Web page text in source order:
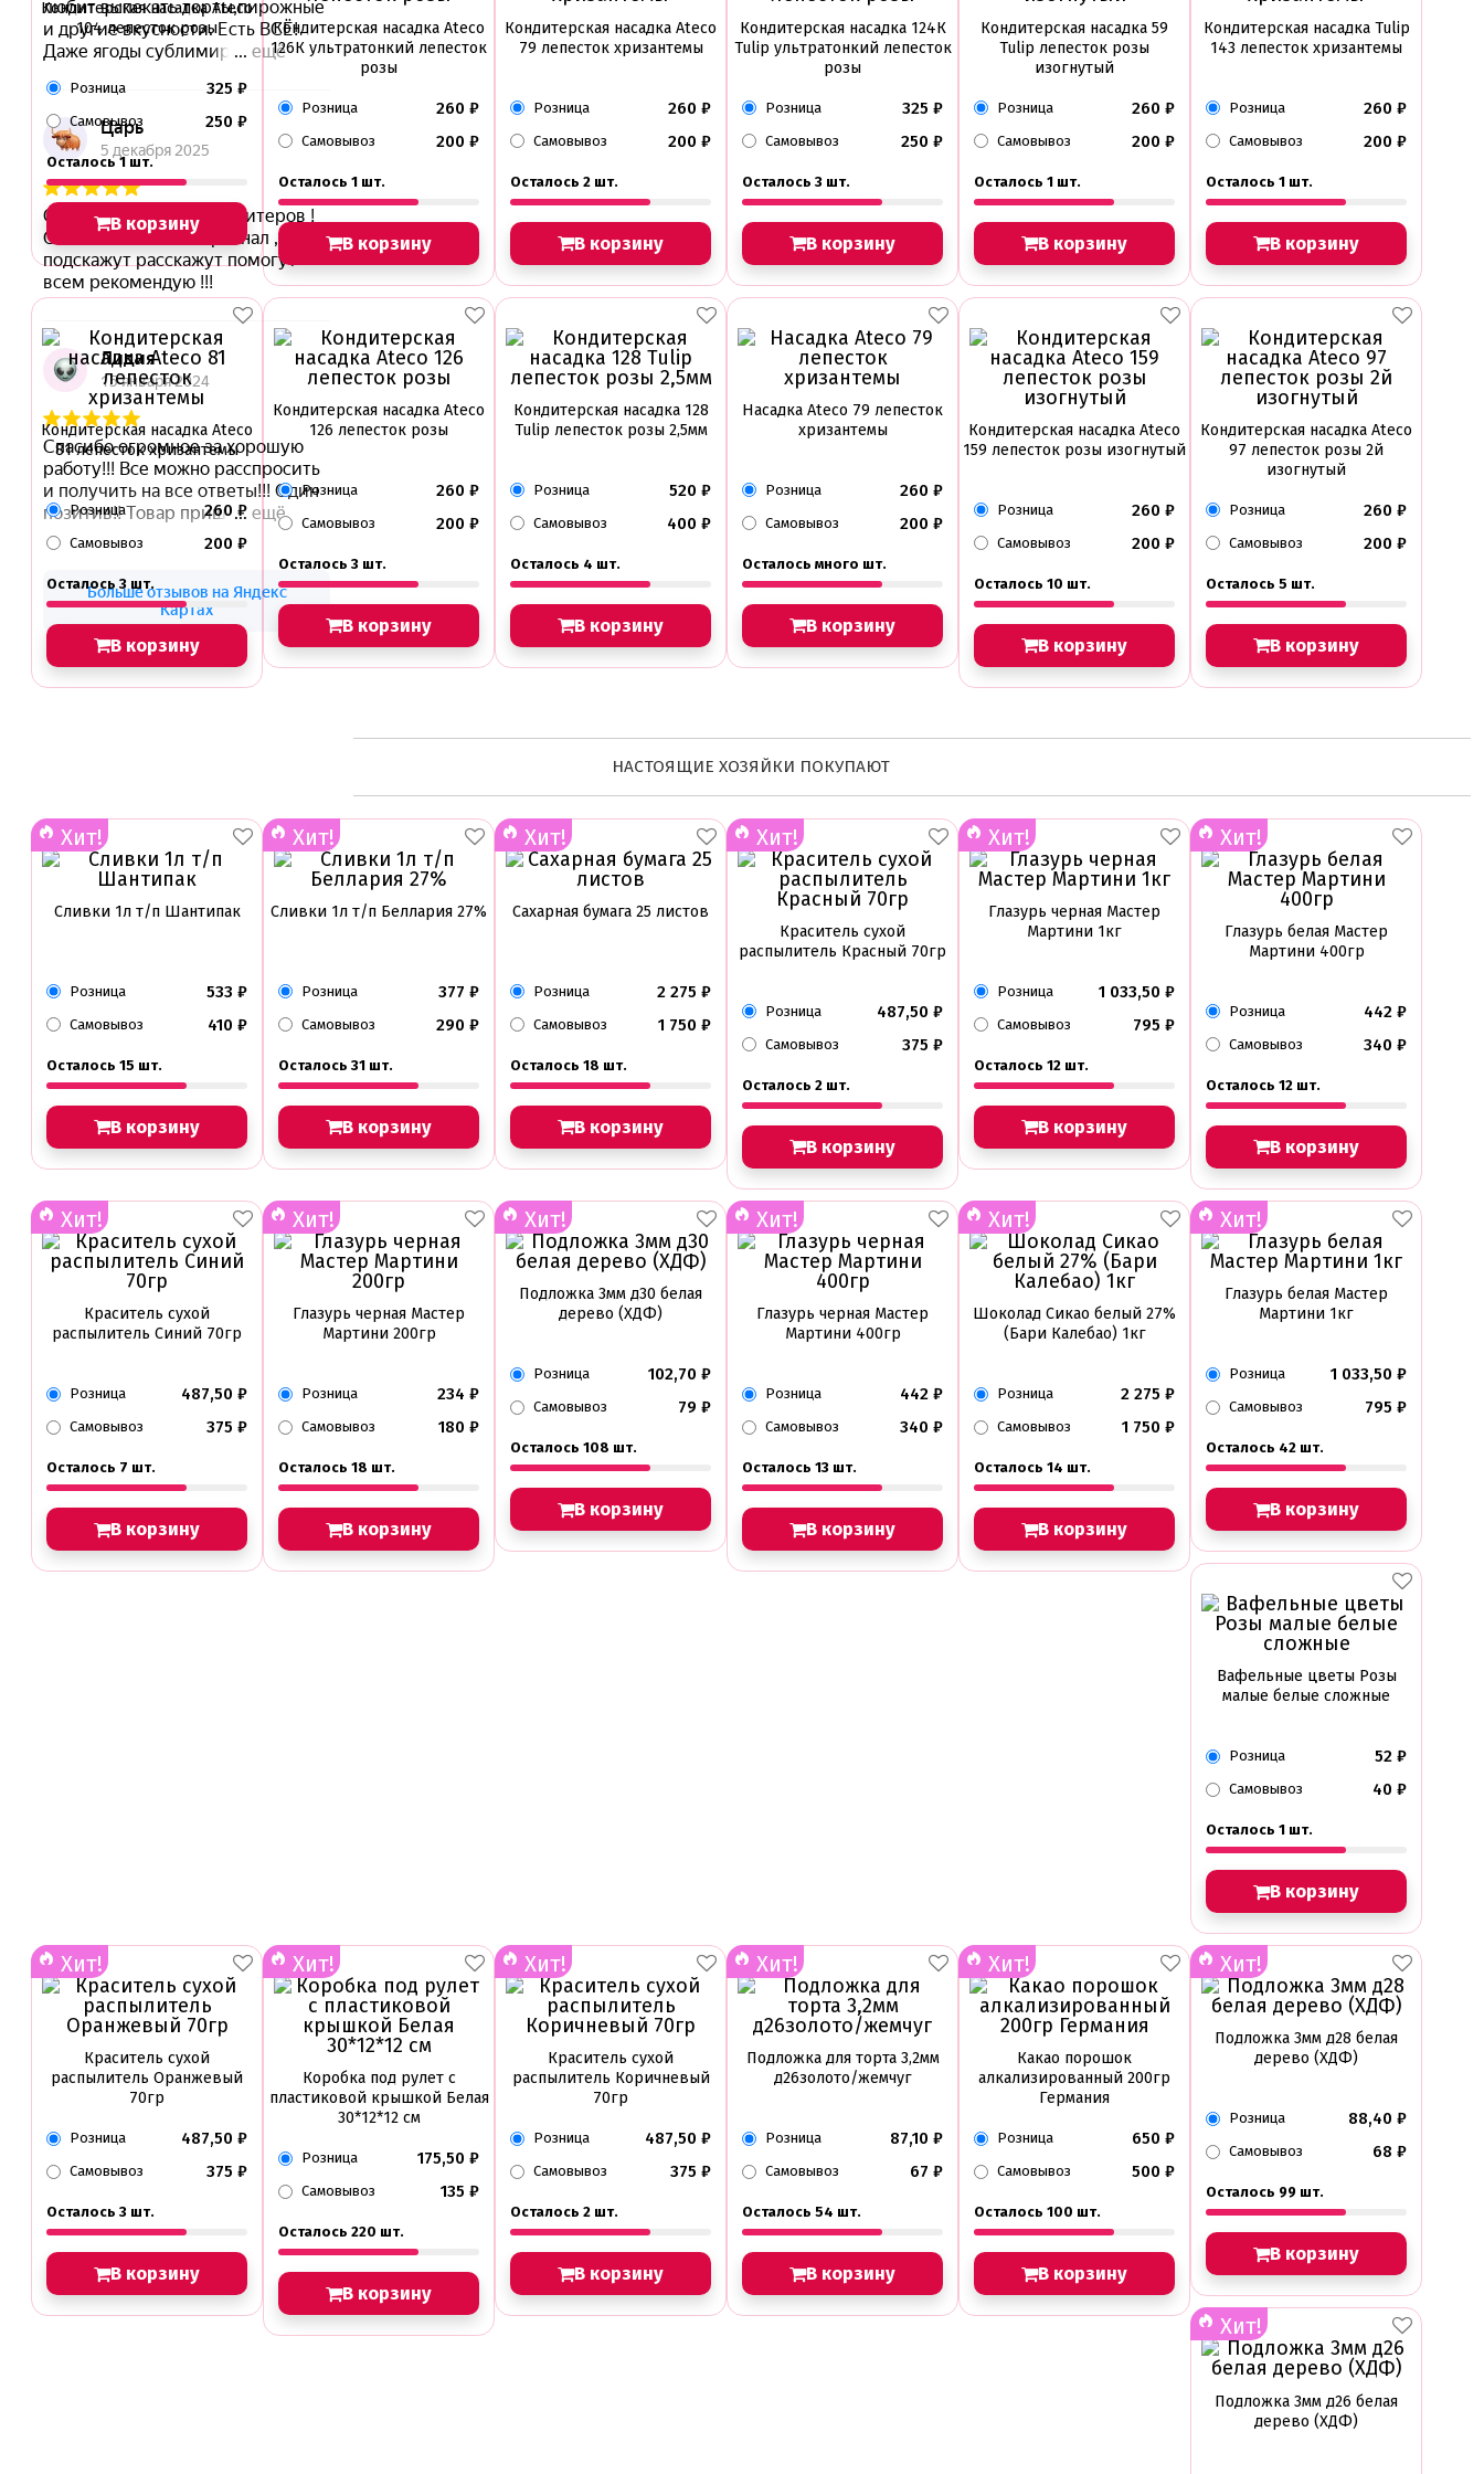
Кондитерская насадка Ateco
104 лепесток розы
Розница 325 ₽
Самовывоз 250 ₽
Осталось 1 шт.
В корзину
Кондитерская насадка Ateco
126К ультратонкий лепесток
розы
Розница 260 ₽
Самовывоз 200 ₽
Осталось 1 шт.
В корзину
Кондитерская насадка Ateco
79 лепесток хризантемы
Розница 260 ₽
Самовывоз 200 ₽
Осталось 2 шт.
В корзину
Кондитерская насадка 124К
Tulip ультратонкий лепесток
розы
Розница 325 ₽
Самовывоз 250 ₽
Осталось 3 шт.
В корзину
Кондитерская насадка 59
Tulip лепесток розы
изогнутый
Розница 260 ₽
Самовывоз 200 ₽
Осталось 1 шт.
В корзину
Кондитерская насадка Tulip
143 лепесток хризантемы
Розница 260 ₽
Самовывоз 200 ₽
Осталось 1 шт.
В корзину
Кондитерская насадка Ateco
81 лепесток хризантемы
Розница 260 ₽
Самовывоз 200 ₽
Осталось 3 шт.
В корзину
Кондитерская насадка Ateco
126 лепесток розы
Розница 260 ₽
Самовывоз 200 ₽
Осталось 3 шт.
В корзину
Кондитерская насадка 128
Tulip лепесток розы 2,5мм
Розница 520 ₽
Самовывоз 400 ₽
Осталось 4 шт.
В корзину
Насадка Ateco 79 лепесток
хризантемы
Розница 260 ₽
Самовывоз 200 ₽
Осталось много шт.
В корзину
Кондитерская насадка Ateco
159 лепесток розы изогнутый
Розница 260 ₽
Самовывоз 200 ₽
Осталось 10 шт.
В корзину
Кондитерская насадка Ateco
97 лепесток розы 2й
изогнутый
Розница 260 ₽
Самовывоз 200 ₽
Осталось 5 шт.
В корзину
НАСТОЯЩИЕ ХОЗЯЙКИ ПОКУПАЮТ
Хит!
Сливки 1л т/п Шантипак
Розница 533 ₽
Самовывоз 410 ₽
Осталось 15 шт.
В корзину
Хит!
Сливки 1л т/п Беллария 27%
Розница 377 ₽
Самовывоз 290 ₽
Осталось 31 шт.
В корзину
Хит!
Сахарная бумага 25 листов
Розница 2 275 ₽
Самовывоз 1 750 ₽
Осталось 18 шт.
В корзину
Хит!
Краситель сухой
распылитель Красный 70гр
Розница 487,50 ₽
Самовывоз 375 ₽
Осталось 2 шт.
В корзину
Хит!
Глазурь черная Мастер
Мартини 1кг
Розница 1 033,50 ₽
Самовывоз 795 ₽
Осталось 12 шт.
В корзину
Хит!
Глазурь белая Мастер
Мартини 400гр
Розница 442 ₽
Самовывоз 340 ₽
Осталось 12 шт.
В корзину
Хит!
Краситель сухой
распылитель Синий 70гр
Розница 487,50 ₽
Самовывоз 375 ₽
Осталось 7 шт.
В корзину
Хит!
Глазурь черная Мастер
Мартини 200гр
Розница 234 ₽
Самовывоз 180 ₽
Осталось 18 шт.
В корзину
Хит!
Подложка 3мм д30 белая
дерево (ХДФ)
Розница 102,70 ₽
Самовывоз 79 ₽
Осталось 108 шт.
В корзину
Хит!
Глазурь черная Мастер
Мартини 400гр
Розница 442 ₽
Самовывоз 340 ₽
Осталось 13 шт.
В корзину
Хит!
Шоколад Сикао белый 27%
(Бари Калебао) 1кг
Розница 2 275 ₽
Самовывоз 1 750 ₽
Осталось 14 шт.
В корзину
Хит!
Глазурь белая Мастер
Мартини 1кг
Розница 1 033,50 ₽
Самовывоз 795 ₽
Осталось 42 шт.
В корзину
Вафельные цветы Розы
малые белые сложные
Розница 52 ₽
Самовывоз 40 ₽
Осталось 1 шт.
В корзину
Хит!
Краситель сухой
распылитель Оранжевый
70гр
Розница 487,50 ₽
Самовывоз 375 ₽
Осталось 3 шт.
В корзину
Хит!
Коробка под рулет с
пластиковой крышкой Белая
30*12*12 см
Розница 175,50 ₽
Самовывоз 135 ₽
Осталось 220 шт.
В корзину
Хит!
Краситель сухой
распылитель Коричневый
70гр
Розница 487,50 ₽
Самовывоз 375 ₽
Осталось 2 шт.
В корзину
Хит!
Подложка для торта 3,2мм
д26золото/жемчуг
Розница 87,10 ₽
Самовывоз 67 ₽
Осталось 54 шт.
В корзину
Хит!
Какао порошок
алкализированный 200гр
Германия
Розница 650 ₽
Самовывоз 500 ₽
Осталось 100 шт.
В корзину
Хит!
Подложка 3мм д28 белая
дерево (ХДФ)
Розница 88,40 ₽
Самовывоз 68 ₽
Осталось 99 шт.
В корзину
Хит!
Подложка 3мм д26 белая
дерево (ХДФ)